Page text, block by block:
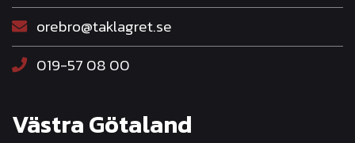
orebro@taklagret.se
019-57 08 00
Västra Götaland